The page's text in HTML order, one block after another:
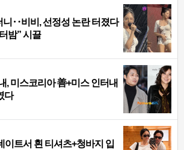
니‥비비, 선정성 논란 터졌다
밤” 시끌
, 미스코리아 善+미스 인터내
다
이트서 흰 티셔츠+청바지 입